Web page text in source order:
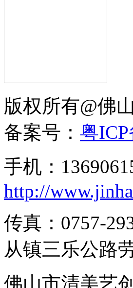
版权所有@
备案号： 粤ICP
手机：
http://
传真：0757-
从镇三乐公路
佛山市清美艺